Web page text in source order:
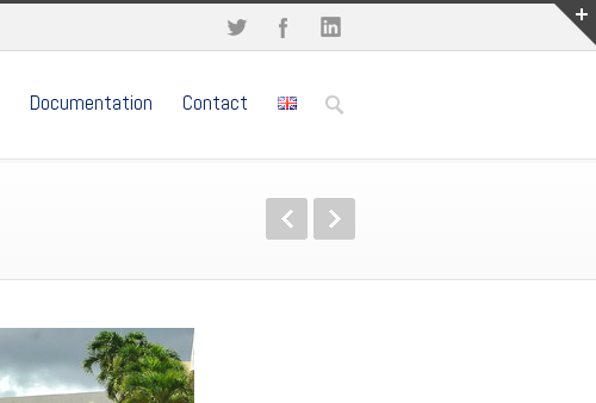
Documentation Contact